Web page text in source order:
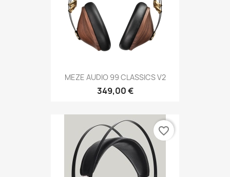
MEZE AUDIO 99 CLASSICS V2
349,00 €
favorite_border